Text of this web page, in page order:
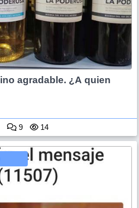
agradable. ¿A quien
9 14